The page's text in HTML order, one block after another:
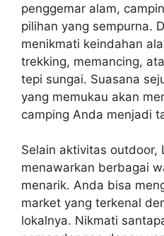
penggemar alam,
pilihan yang sempurna.
menikmati keindahan
trekking, memancing,
tepi sungai. Suasana
yang memukau akan
camping Anda menjadi
Selain aktivitas outdoor,
menawarkan berbagai
menarik. Anda bisa
market yang terkenal
lokalnya. Nikmati